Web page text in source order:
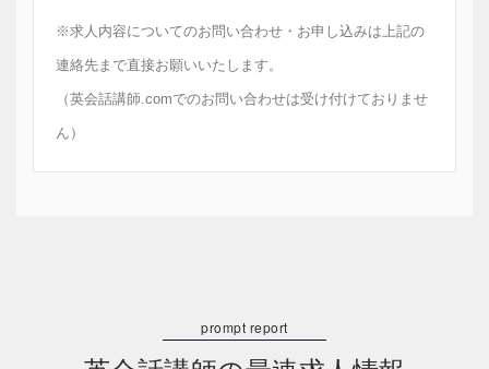
※求人内容についてのお問い合わせ・お申し込みは上記の
連絡先まで直接お願いいたします。
（英会話講師.comでのお問い合わせは受け付けておりませ
ん）